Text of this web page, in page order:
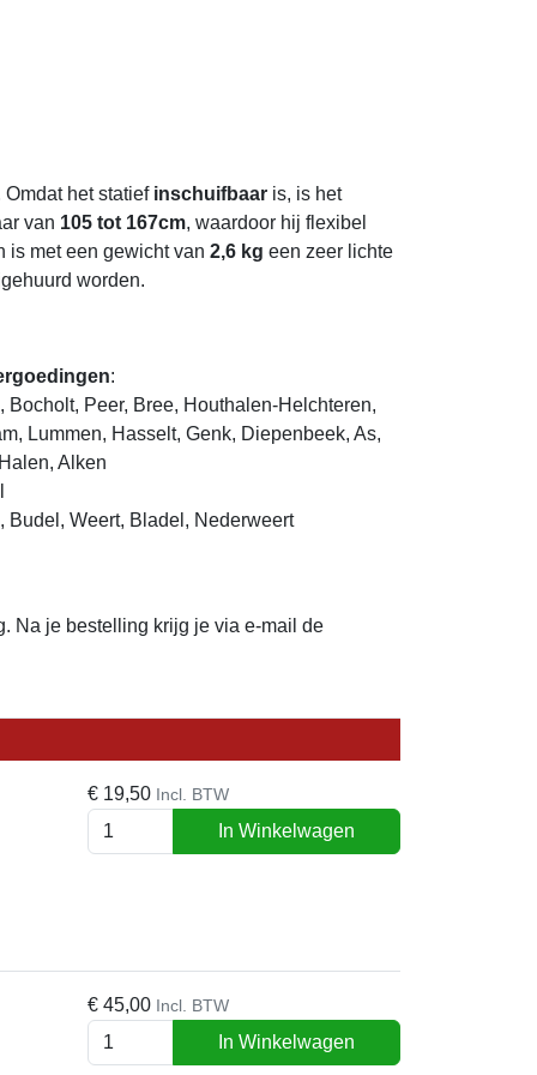
het statief inschuifbaar is, is het
van 105 tot 167cm, waardoor hij flexibel
is met een gewicht van 2,6 kg een zeer lichte
worden.
:
Peer, Bree, Houthalen-Helchteren,
Lummen, Hasselt, Genk, Diepenbeek, As,
Alken
Budel, Weert, Bladel, Nederweert
Na je bestelling krijg je via e-mail de
€ 19,50 Incl. BTW
In Winkelwagen
€ 45,00 Incl. BTW
In Winkelwagen